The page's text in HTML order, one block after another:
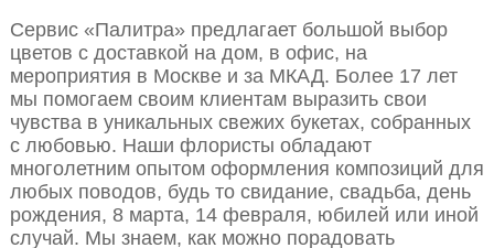
Сервис «Палитра» предлагает большой выбор
цветов с доставкой на дом, в офис, на
мероприятия в Москве и за МКАД. Более 17 лет
мы помогаем своим клиентам выразить свои
чувства в уникальных свежих букетах, собранных
с любовью. Наши флористы обладают
многолетним опытом оформления композиций для
любых поводов, будь то свидание, свадьба, день
рождения, 8 марта, 14 февраля, юбилей или иной
случай. Мы знаем, как можно порадовать